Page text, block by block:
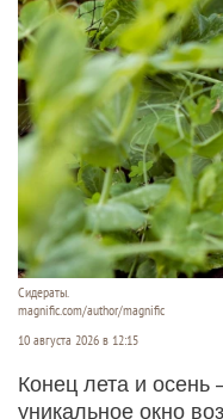
Сидераты.
magnific.com/author/magnific
10 августа 2026 в 12:15
Конец лета и осень
уникальное окно